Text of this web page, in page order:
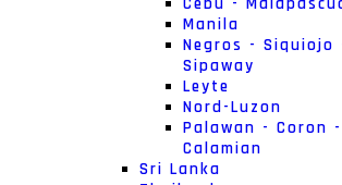
Manila
Negros - Siquiojo
Sipaway
Leyte
Nord-Luzon
Palawan - Coron -
Calamian
Sri Lanka